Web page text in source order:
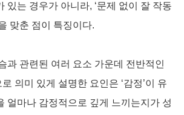
있는 경우가 아니라, ‘문제 없이 잘 작동
맞춘 점이 특징이다.
과 관련된 여러 요소 가운데 전반적인
의미 있게 설명한 요인은 ‘감정’이 유
얼마나 감정적으로 깊게 느끼는지가 성